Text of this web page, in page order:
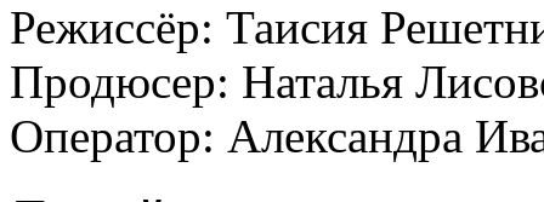
Режиссёр: Таисия
Продюсер: Наталья
Оператор: Александра